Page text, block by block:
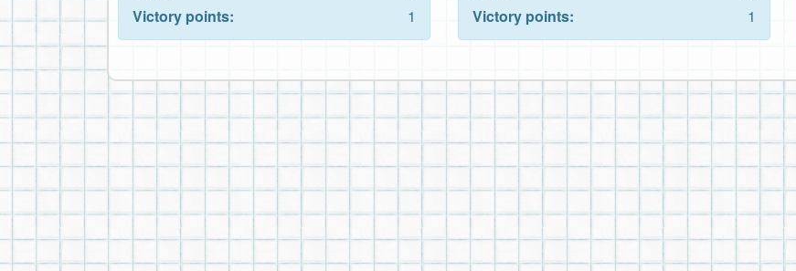
Victory points:
1
Victory points:
1